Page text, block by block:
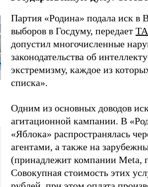
Партия «Родина» подала иск в
выборов в Госдуму, передает
допустил многочисленные
законодательства об
экстремизму, каждое из
списка».
Одним из основных доводов
агитационной кампании. В
«Яблока» распространялась
агентами, а также на
(принадлежит компании Meta,
Совокупная стоимость этих